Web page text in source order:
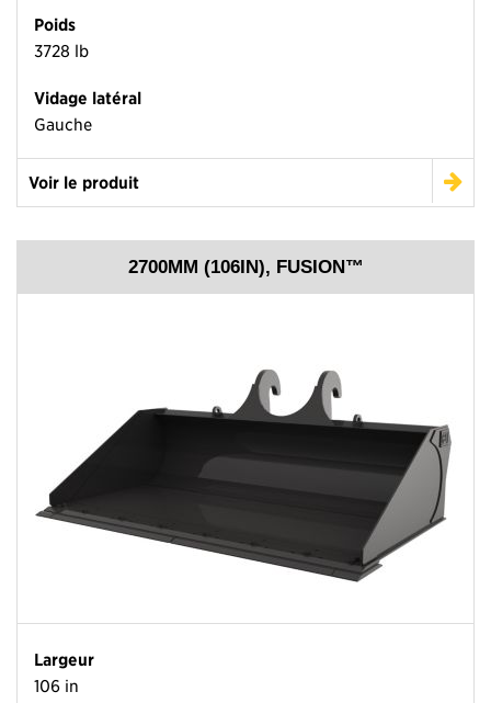
Poids
3728 lb
Vidage latéral
Gauche
Voir le produit
2700MM (106IN), FUSION™
Largeur
106 in